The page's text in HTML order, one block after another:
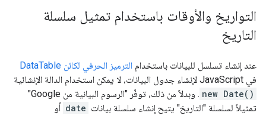
التواريخ والأوقات باستخدام تمثيل سلسلة
التاريخ
عند إنشاء تسلسل للبيانات باستخدام الترميز الحرفي لكائن DataTable
في JavaScript لإنشاء جدول البيانات، لا يمكن استخدام الدالة الإنشائية
new Date()
. وبدلاً من ذلك، توفّر "الرسوم البيانية من Google"
تمثيلاً لسلسلة "التاريخ" يتيح إنشاء سلسلة بيانات date أو